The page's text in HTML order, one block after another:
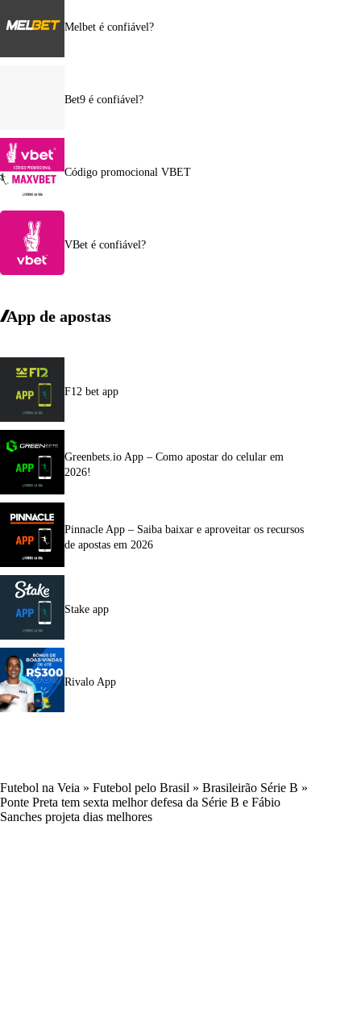
Melbet é confiável?
Bet9 é confiável?
Código promocional VBET
VBet é confiável?
App de apostas
F12 bet app
Greenbets.io App – Como apostar do celular em
2026!
Pinnacle App – Saiba baixar e aproveitar os recursos
de apostas em 2026
Stake app
Rivalo App
Futebol na Veia » Futebol pelo Brasil » Brasileirão Série B »
Ponte Preta tem sexta melhor defesa da Série B e Fábio
Sanches projeta dias melhores